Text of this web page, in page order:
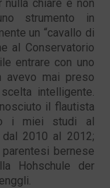
chiare e non
strumento in
un “cavallo di
al Conservatorio
entrare con uno
avevo mai preso
intelligente.
il flautista
i miei studi al
2010 al 2012;
bernese
Hohschule der